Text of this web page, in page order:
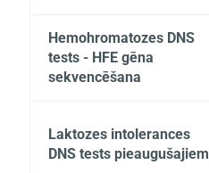
Hemohromatozes DNS
tests - HFE gēna
sekvencēšana
Laktozes intolerances
DNS tests pieaugušajiem